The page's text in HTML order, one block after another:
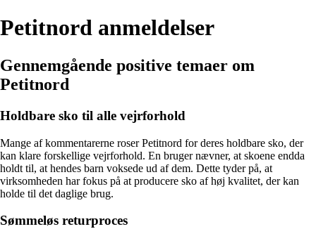
Petitnord anmeldelser
Gennemgående positive temaer om
Petitnord
Holdbare sko til alle vejrforhold
Mange af kommentarerne roser Petitnord for deres holdbare sko, der
kan klare forskellige vejrforhold. En bruger nævner, at skoene endda
holdt til, at hendes barn voksede ud af dem. Dette tyder på, at
virksomheden har fokus på at producere sko af høj kvalitet, der kan
holde til det daglige brug.
Sømmeløs returproces